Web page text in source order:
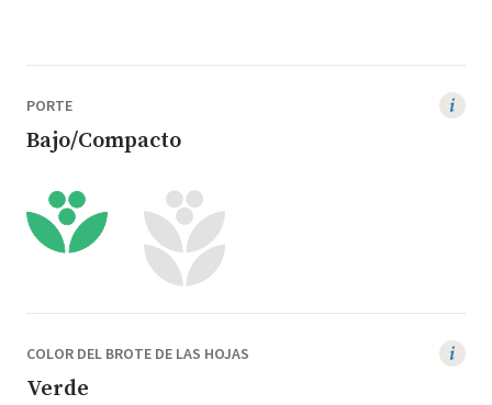
PORTE
Bajo/Compacto
COLOR DEL BROTE DE LAS HOJAS
Verde